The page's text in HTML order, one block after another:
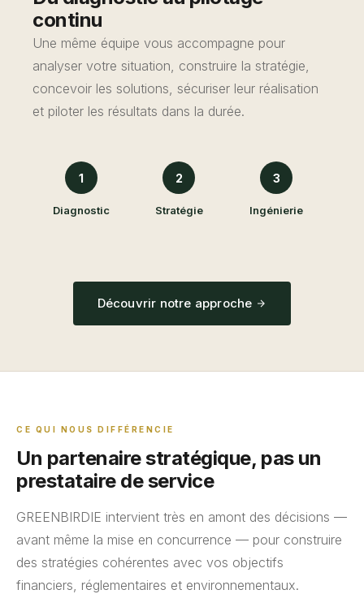
continu
Une même équipe vous accompagne pour
analyser votre situation, construire la stratégie,
concevoir les solutions, sécuriser leur réalisation
et piloter les résultats dans la durée.
1
Diagnostic
2
Stratégie
3
Ingénierie
Découvrir notre approche
CE QUI NOUS DIFFÉRENCIE
Un partenaire stratégique, pas un
prestataire de service
GREENBIRDIE intervient très en amont des décisions —
avant même la mise en concurrence — pour construire
des stratégies cohérentes avec vos objectifs
financiers, réglementaires et environnementaux.